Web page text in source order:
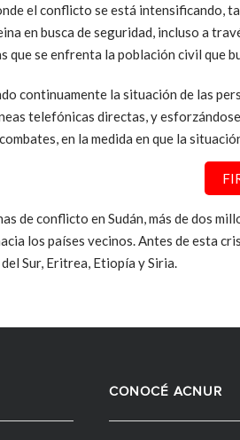
el conflicto se está intensificando,
en busca de seguridad, incluso a
que se enfrenta la población civil que
continuamente la situación de las
telefónicas directas, y
en la medida en que la
de conflicto en Sudán, más de dos
los países vecinos. Antes de esta
Sur, Eritrea, Etiopía y Siria.
CONOCÉ ACNUR